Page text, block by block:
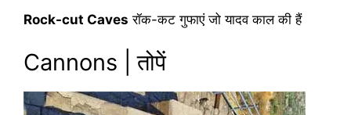
Rock-cut Caves रॉक-कट गुफाएं जो यादव काल की हैं
Cannons | तोपें